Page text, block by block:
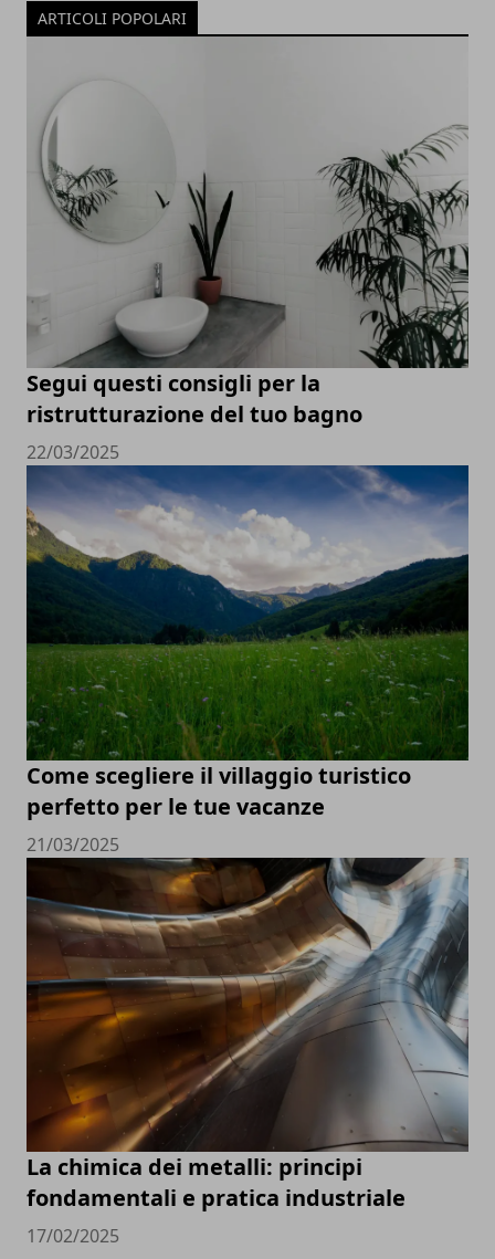
ARTICOLI POPOLARI
Segui questi consigli per la
ristrutturazione del tuo bagno
22/03/2025
Come scegliere il villaggio turistico
perfetto per le tue vacanze
21/03/2025
La chimica dei metalli: principi
fondamentali e pratica industriale
17/02/2025